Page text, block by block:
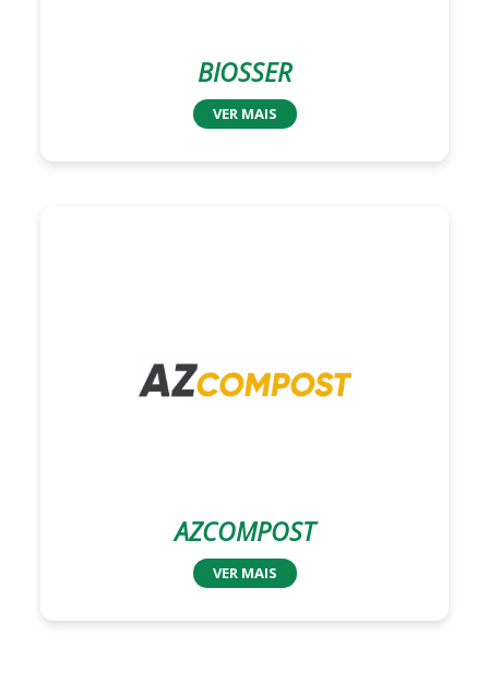
BIOSSER
VER MAIS
AZCOMPOST
VER MAIS